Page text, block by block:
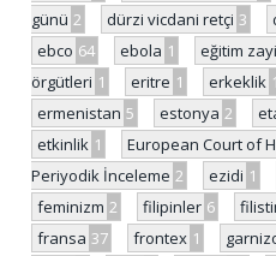
günü 2 dürzi vicdani retçi 3
ebco 64 ebola 1 eğitim
örgütleri 1 eritre 1 erkeklik
ermenistan 5 estonya 2
etkinlik 1 European Court of
Periyodik İnceleme 2 ezidi 1
feminizm 2 filipinler 6
fransa 37 frontex 1